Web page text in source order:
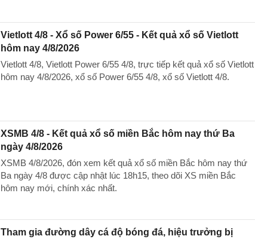
Vietlott 4/8 - Xổ số Power 6/55 - Kết quả xổ số Vietlott
hôm nay 4/8/2026
Vietlott 4/8, Vietlott Power 6/55 4/8, trực tiếp kết quả xổ số Vietlott
hôm nay 4/8/2026, xổ số Power 6/55 4/8, xổ số Vietlott 4/8.
XSMB 4/8 - Kết quả xổ số miền Bắc hôm nay thứ Ba
ngày 4/8/2026
XSMB 4/8/2026, đón xem kết quả xổ số miền Bắc hôm nay thứ
Ba ngày 4/8 được cập nhật lúc 18h15, theo dõi XS miền Bắc
hôm nay mới, chính xác nhất.
Tham gia đường dây cá độ bóng đá, hiệu trưởng bị